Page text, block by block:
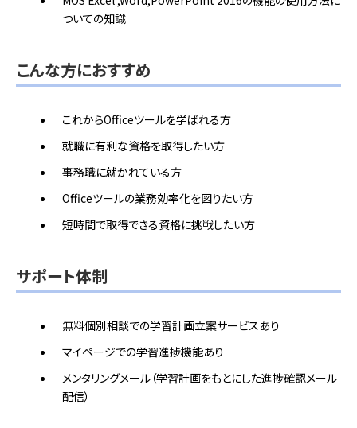
ついての知識
こんな方におすすめ
これからOfficeツールを学ばれる方
就職に有利な資格を取得したい方
事務職に就かれている方
Officeツールの業務効率化を図りたい方
短時間で取得できる資格に挑戦したい方
サポート体制
無料個別相談での学習計画立案サービスあり
マイページでの学習進捗機能あり
メンタリングメール（学習計画をもとにした進捗確認メール
配信）